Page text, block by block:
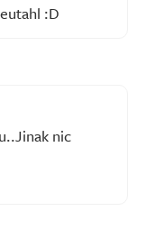
:D
nic